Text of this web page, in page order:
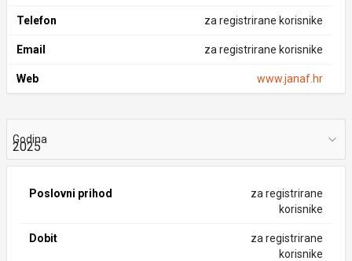
Telefon za registrirane korisnike
Email za registrirane korisnike
Web www.janaf.hr
Godina
Poslovni prihod
za registrirane
korisnike
Dobit
za registrirane
korisnike